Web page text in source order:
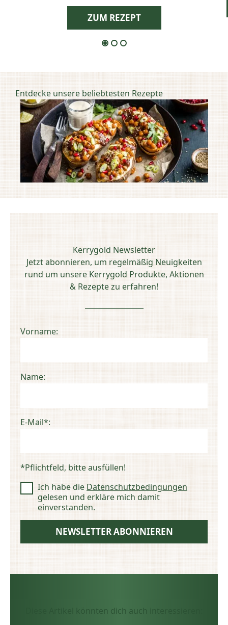
ZUM REZEPT
Entdecke unsere beliebtesten Rezepte
Kerrygold Newsletter
Jetzt abonnieren, um regelmäßig Neuigkeiten
rund um unsere Kerrygold Produkte, Aktionen
& Rezepte zu erfahren!
Vorname
Name
E-Mail*
*Pflichtfeld, bitte ausfüllen!
Einwilligung*
Ich habe die Datenschutzbedingungen
gelesen und erkläre mich damit
einverstanden.
Diese Artikel könnten dich auch interessieren: